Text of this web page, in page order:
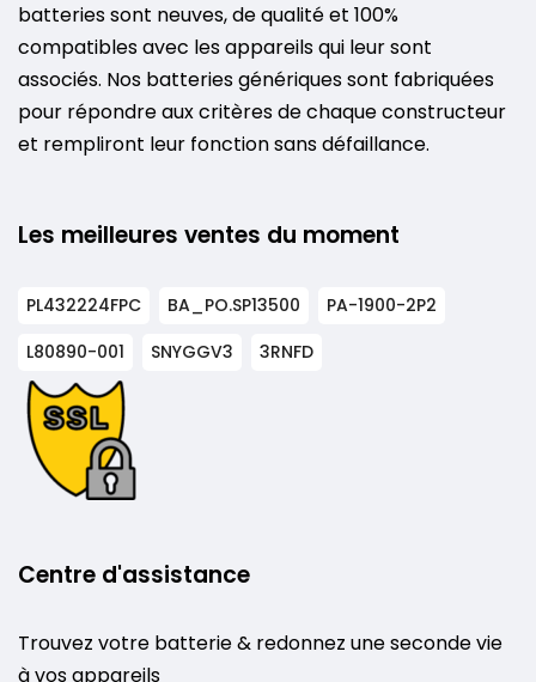
batteries sont neuves, de qualité et 100%
compatibles avec les appareils qui leur sont
associés. Nos batteries génériques sont fabriquées
pour répondre aux critères de chaque constructeur
et rempliront leur fonction sans défaillance.
Les meilleures ventes du moment
PL432224FPC BA_PO.SP13500
PA-1900-2P2
L80890-001
SNYGGV3 3RNFD
Centre d'assistance
Trouvez votre batterie & redonnez une seconde vie
à vos appareils